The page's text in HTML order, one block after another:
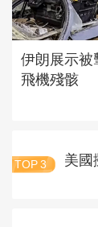
伊朗展示被
飛機殘骸
TOP 3 美國